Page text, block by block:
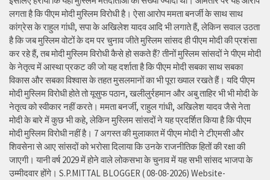
लगता है कि पीएम मोदी मुस्लिम विरोधी है। ऐसा आरोप ममता बनर्जी के साथ साथ
कांग्रेस के राहुल गांधी, सपा के अखिलेश यादव आदि भी लगाते हैं, लेकिन सवाल उठता
है कि जब मुस्लिम वोटों के दम पर चुनाव जीते मुस्लिम सांसद ही पीएम मोदी की प्रशंसा
कर रहे हैं, तब मोदी मुस्लिम विरोधी कैसे हो सकते हैं? तीनों मुस्लिम सांसदों ने पीएम मोदी
के नेतृत्व में आस्था प्रकट की जो यह दर्शाता है कि पीएम मोदी सबका साथ सबका
विकास और सबका विश्वास के तहत मुसलमानों का भी पूरा ख्याल रखते हैं। यदि पीएम
मोदी मुस्लिम विरोधी होते तो यूसुफ पठान, खलीलुर्रहमान और अबु ताहिर भी भी मोदी के
नेतृत्व को स्वीकार नहीं करते। ममता बनर्जी, राहुल गांधी, अखिलेश यादव जैसे नेता
मोदी के बारे में कुछ भी कहे, लेकिन मुस्लिम सांसदों ने यह प्रदर्शित किया है कि पीएम
मोदी मुस्लिम विरोधी नहीं है। 7 अगस्त की मुलाकात में पीएम मोदी ने टीएमसी और
शिवसेना से आए सांसदों को भरोसा दिलाया कि उनके राजनीतिक हितों की रक्षा की
जाएगी। यानी वर्ष 2029 में होने वाले लोकसभा के चुनाव में यह सभी सांसद भाजपा के
उम्मीदवार होंगे। S.P.MITTAL BLOGGER ( 08-08-2026) Website-